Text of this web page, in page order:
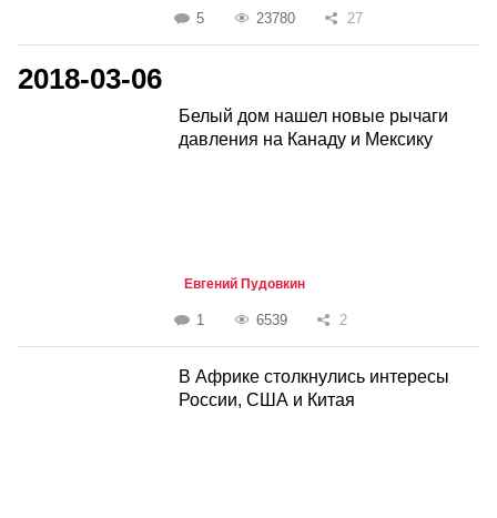
5 23780 27
2018-03-06
Белый дом нашел новые рычаги
давления на Канаду и Мексику
Евгений Пудовкин
1 6539 2
В Африке столкнулись интересы
России, США и Китая